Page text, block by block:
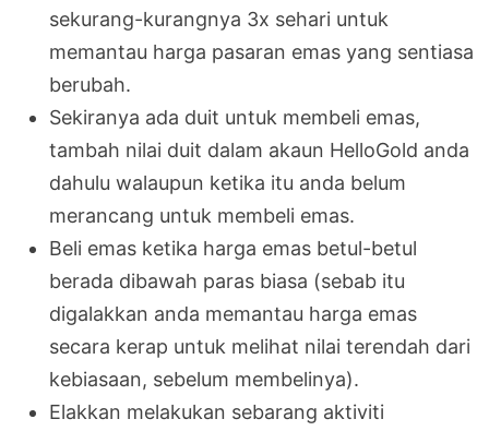
sekurang-kurangnya 3x sehari untuk
memantau harga pasaran emas yang sentiasa
berubah.
Sekiranya ada duit untuk membeli emas,
tambah nilai duit dalam akaun HelloGold anda
dahulu walaupun ketika itu anda belum
merancang untuk membeli emas.
Beli emas ketika harga emas betul-betul
berada dibawah paras biasa (sebab itu
digalakkan anda memantau harga emas
secara kerap untuk melihat nilai terendah dari
kebiasaan, sebelum membelinya).
Elakkan melakukan sebarang aktiviti